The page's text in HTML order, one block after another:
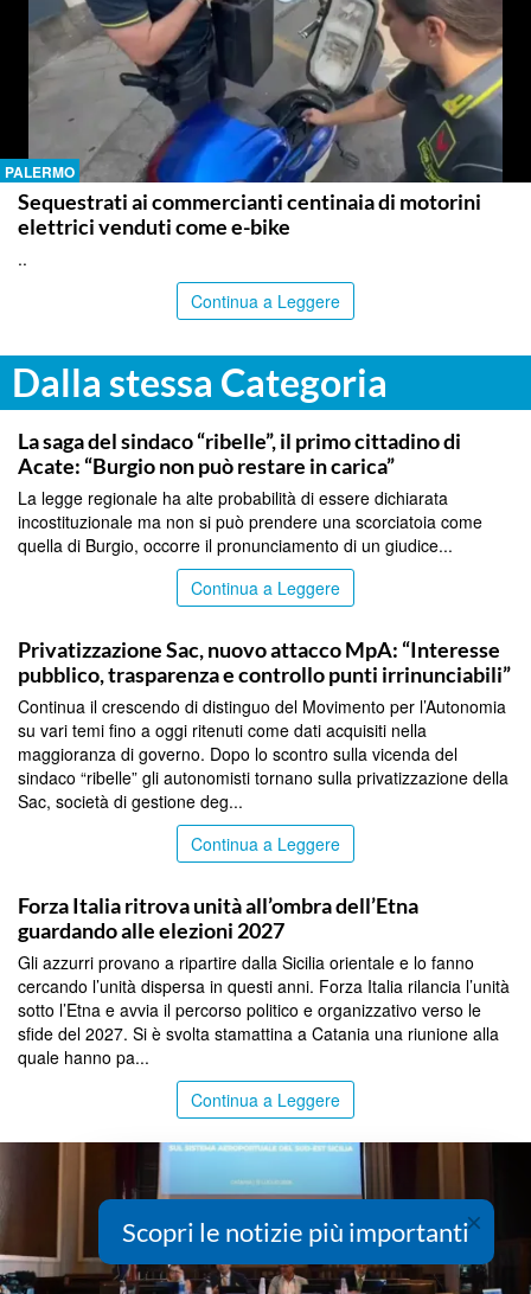
PALERMO
Sequestrati ai commercianti centinaia di motorini
elettrici venduti come e-bike
..
Continua a Leggere
Dalla stessa Categoria
CATANIA
La saga del sindaco “ribelle”, il primo cittadino di
Acate: “Burgio non può restare in carica”
La legge regionale ha alte probabilità di essere dichiarata
incostituzionale ma non si può prendere una scorciatoia come
quella di Burgio, occorre il pronunciamento di un giudice...
Continua a Leggere
Privatizzazione Sac, nuovo attacco MpA: “Interesse
pubblico, trasparenza e controllo punti irrinunciabili”
Continua il crescendo di distinguo del Movimento per l’Autonomia
su vari temi fino a oggi ritenuti come dati acquisiti nella
maggioranza di governo. Dopo lo scontro sulla vicenda del
sindaco “ribelle” gli autonomisti tornano sulla privatizzazione della
Sac, società di gestione deg...
Continua a Leggere
Forza Italia ritrova unità all’ombra dell’Etna
guardando alle elezioni 2027
Gli azzurri provano a ripartire dalla Sicilia orientale e lo fanno
cercando l’unità dispersa in questi anni. Forza Italia rilancia l’unità
sotto l’Etna e avvia il percorso politico e organizzativo verso le
sfide del 2027. Si è svolta stamattina a Catania una riunione alla
quale hanno pa...
Continua a Leggere
×
Scopri le notizie più importanti